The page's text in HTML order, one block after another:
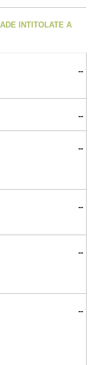
INTITOLATE A
--
--
--
--
--
--